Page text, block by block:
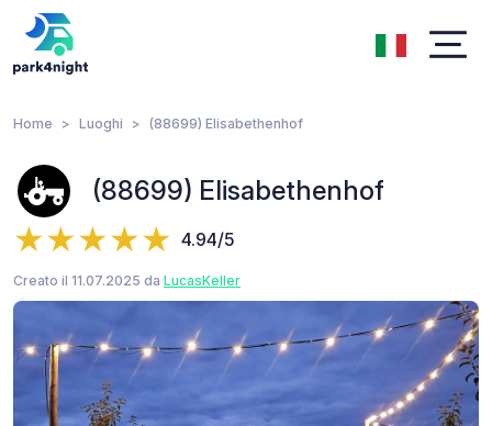
Home Luoghi (88699) Elisabethenhof
(88699) Elisabethenhof
4.94/5
Creato il 11.07.2025 da LucasKeller